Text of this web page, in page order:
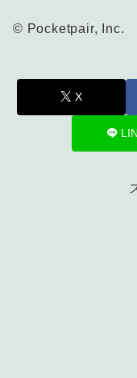
© Pocketpair, Inc.
X